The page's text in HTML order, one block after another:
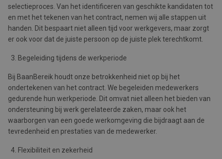
selectieproces. Van het identificeren van geschikte kandidaten tot
en met het tekenen van het contract, nemen wij alle stappen uit
handen. Dit bespaart niet alleen tijd voor werkgevers, maar zorgt
er ook voor dat de juiste persoon op de juiste plek terechtkomt.
Begeleiding tijdens de werkperiode
Bij BaanBereik houdt onze betrokkenheid niet op bij het
ondertekenen van het contract. We begeleiden medewerkers
gedurende hun werkperiode. Dit omvat niet alleen het bieden van
ondersteuning bij werk gerelateerde zaken, maar ook het
waarborgen van een goede werkomgeving die bijdraagt aan de
tevredenheid en prestaties van de medewerker.
Flexibiliteit en zekerheid